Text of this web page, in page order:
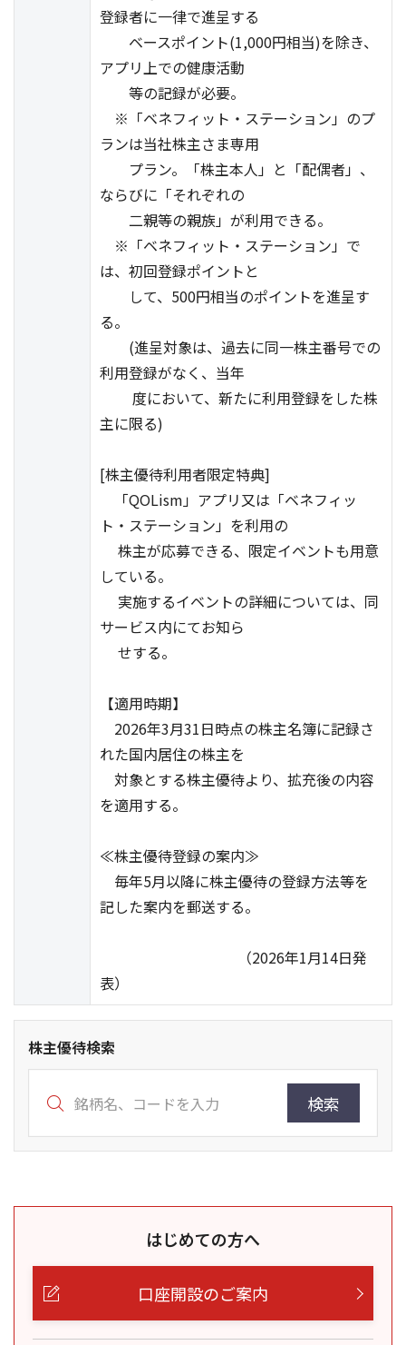
登録者に一律で進呈する
ベースポイント(1,000円相当)を除き、
アプリ上での健康活動
等の記録が必要。
※「ベネフィット・ステーション」のプ
ランは当社株主さま専用
プラン。「株主本人」と「配偶者」、
ならびに「それぞれの
二親等の親族」が利用できる。
※「ベネフィット・ステーション」で
は、初回登録ポイントと
して、500円相当のポイントを進呈す
る。
(進呈対象は、過去に同一株主番号での
利用登録がなく、当年
度において、新たに利用登録をした株
主に限る)
[株主優待利用者限定特典]
「QOLism」アプリ又は「ベネフィッ
ト・ステーション」を利用の
株主が応募できる、限定イベントも用意
している。
実施するイベントの詳細については、同
サービス内にてお知ら
せする。
【適用時期】
2026年3月31日時点の株主名簿に記録さ
れた国内居住の株主を
対象とする株主優待より、拡充後の内容
を適用する。
≪株主優待登録の案内≫
毎年5月以降に株主優待の登録方法等を
記した案内を郵送する。
（2026年1月14日発
表）
株主優待検索
検索
はじめての方へ
口座開設のご案内